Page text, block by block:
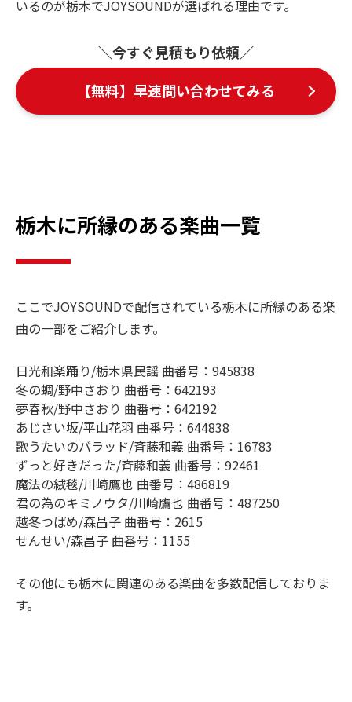
いるのが栃木でJOYSOUNDが選ばれる理由です。
＼今すぐ見積もり依頼／
【無料】早速問い合わせてみる
栃木に所縁のある楽曲一覧
ここでJOYSOUNDで配信されている栃木に所縁のある楽
曲の一部をご紹介します。
日光和楽踊り/栃木県民謡 曲番号：945838
冬の蜩/野中さおり 曲番号：642193
夢春秋/野中さおり 曲番号：642192
あじさい坂/平山花羽 曲番号：644838
歌うたいのバラッド/斉藤和義 曲番号：16783
ずっと好きだった/斉藤和義 曲番号：92461
魔法の絨毯/川崎鷹也 曲番号：486819
君の為のキミノウタ/川崎鷹也 曲番号：487250
越冬つばめ/森昌子 曲番号：2615
せんせい/森昌子 曲番号：1155
その他にも栃木に関連のある楽曲を多数配信しておりま
す。